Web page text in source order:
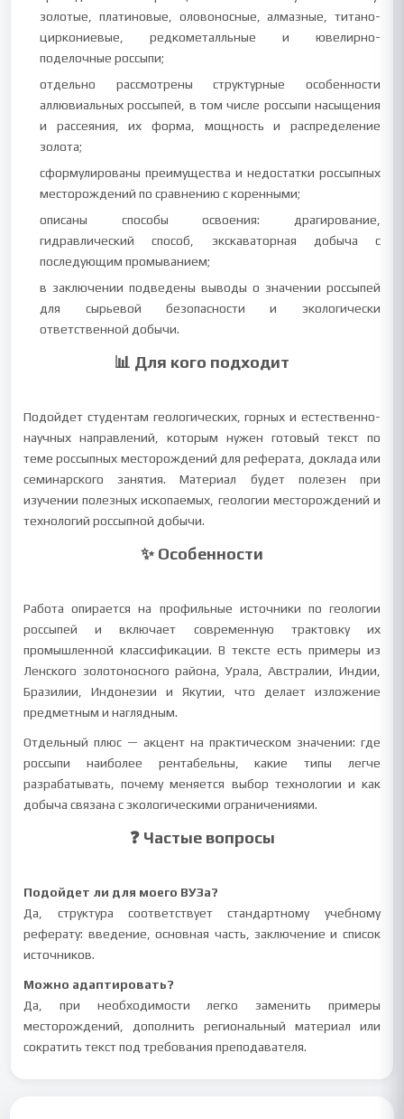
золотые, платиновые, оловоносные, алмазные, титано-
циркониевые, редкометалльные и ювелирно-
поделочные россыпи;
отдельно рассмотрены структурные особенности
аллювиальных россыпей, в том числе россыпи насыщения
и рассеяния, их форма, мощность и распределение
золота;
сформулированы преимущества и недостатки россыпных
месторождений по сравнению с коренными;
описаны способы освоения: драгирование,
гидравлический способ, экскаваторная добыча с
последующим промыванием;
в заключении подведены выводы о значении россыпей
для сырьевой безопасности и экологически
ответственной добычи.
📊 Для кого подходит
Подойдет студентам геологических, горных и естественно-
научных направлений, которым нужен готовый текст по
теме россыпных месторождений для реферата, доклада или
семинарского занятия. Материал будет полезен при
изучении полезных ископаемых, геологии месторождений и
технологий россыпной добычи.
✨ Особенности
Работа опирается на профильные источники по геологии
россыпей и включает современную трактовку их
промышленной классификации. В тексте есть примеры из
Ленского золотоносного района, Урала, Австралии, Индии,
Бразилии, Индонезии и Якутии, что делает изложение
предметным и наглядным.
Отдельный плюс — акцент на практическом значении: где
россыпи наиболее рентабельны, какие типы легче
разрабатывать, почему меняется выбор технологии и как
добыча связана с экологическими ограничениями.
❓ Частые вопросы
Подойдет ли для моего ВУЗа?
Да, структура соответствует стандартному учебному
реферату: введение, основная часть, заключение и список
источников.
Можно адаптировать?
Да, при необходимости легко заменить примеры
месторождений, дополнить региональный материал или
сократить текст под требования преподавателя.